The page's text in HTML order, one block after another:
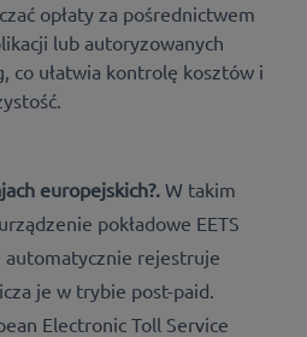
opłaty za pośrednictwem
lub autoryzowanych
co ułatwia kontrolę kosztów i
europejskich?. W takim
pokładowe EETS
rejestruje
je w trybie post-paid.
Electronic Toll Service